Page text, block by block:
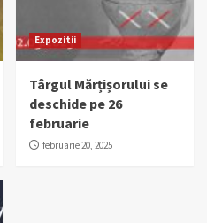
Expozitii
Târgul Mărțișorului se
deschide pe 26
februarie
februarie 20, 2025